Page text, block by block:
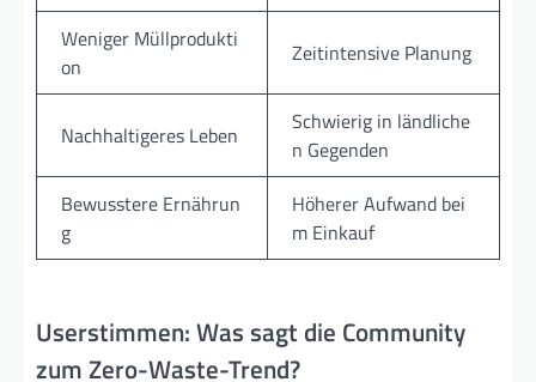
Weniger Müllprodukti
on
Zeitintensive Planung
Nachhaltigeres Leben
Schwierig in ländliche
n Gegenden
Bewusstere Ernährun
g
Höherer Aufwand bei
m Einkauf
Userstimmen: Was sagt die Community
zum Zero-Waste-Trend?